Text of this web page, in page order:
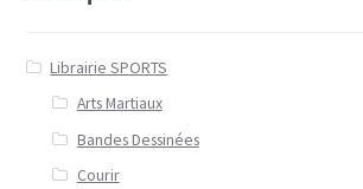
Librairie SPORTS
Arts Martiaux
Bandes Dessinées
Courir